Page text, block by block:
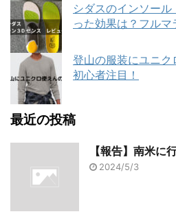
シダスのインソー
った効果は？フル
登山の服装にユニク
初心者注目！
最近の投稿
【報告】南米に
2024/5/3